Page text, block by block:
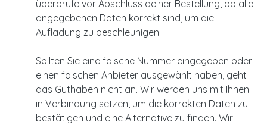
überprüfe vor Abschluss deiner Bestellung, ob alle
angegebenen Daten korrekt sind, um die
Aufladung zu beschleunigen.
Sollten Sie eine falsche Nummer eingegeben oder
einen falschen Anbieter ausgewählt haben, geht
das Guthaben nicht an. Wir werden uns mit Ihnen
in Verbindung setzen, um die korrekten Daten zu
bestätigen und eine Alternative zu finden. Wir